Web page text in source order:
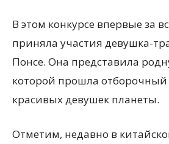
В этом конкурсе впервые за
приняла участия девушка-
Понсе. Она представила
которой прошла
красивых девушек планеты.
Отметим, недавно в